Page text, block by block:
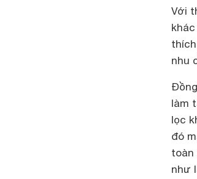
Với
nhu
làm
lọc
đó
toàn
như